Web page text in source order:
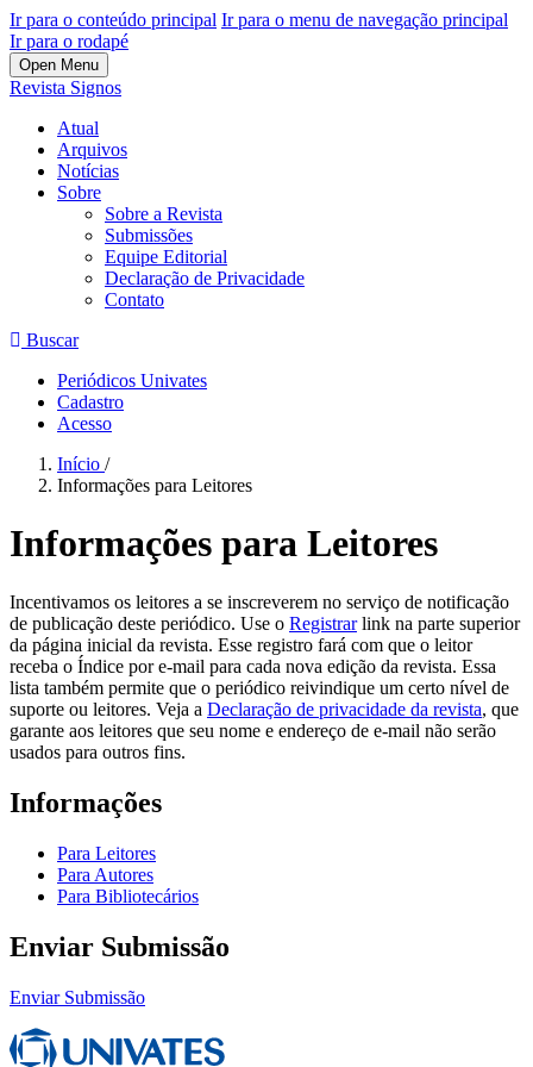
Ir para o conteúdo principal Ir para o menu de navegação principal
Ir para o rodapé
Open Menu
Revista Signos
Atual
Arquivos
Notícias
Sobre
Sobre a Revista
Submissões
Equipe Editorial
Declaração de Privacidade
Contato
Buscar
Periódicos Univates
Cadastro
Acesso
Início /
Informações para Leitores
Informações para Leitores
Incentivamos os leitores a se inscreverem no serviço de notificação
de publicação deste periódico. Use o Registrarlink na parte superior
da página inicial da revista. Esse registro fará com que o leitor
receba o Índice por e-mail para cada nova edição da revista. Essa
lista também permite que o periódico reivindique um certo nível de
suporte ou leitores. Veja a Declaração de privacidade da revista, que
garante aos leitores que seu nome e endereço de e-mail não serão
usados para outros fins.
Informações
Para Leitores
Para Autores
Para Bibliotecários
Enviar Submissão
Enviar Submissão